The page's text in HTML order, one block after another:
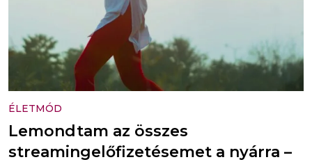
ÉLETMÓD
Lemondtam az összes
streamingelőfizetésemet a nyárra –